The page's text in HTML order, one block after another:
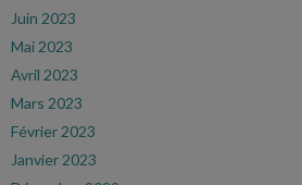
Juin 2023
Mai 2023
Avril 2023
Mars 2023
Février 2023
Janvier 2023